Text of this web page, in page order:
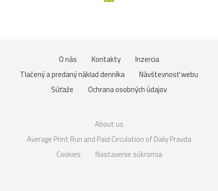
O nás Kontakty
Inzercia
Tlačený a predaný náklad denníka
Návštevnosť webu
Súťaže
Ochrana osobných údajov
About us
Average Print Run and Paid Circulation of Daily Pravda
Cookies
Nastavenie súkromia